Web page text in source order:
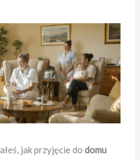
jak przyjęcie dodomu